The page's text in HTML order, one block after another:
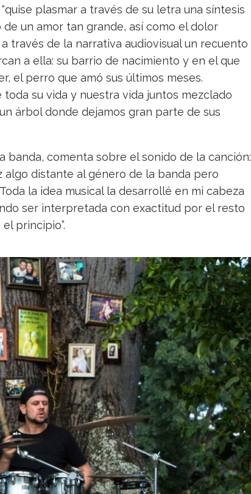
plasmar a través de su letra una síntesis
un amor tan grande, así como el dolor
través de la narrativa audiovisual un recuento
a ella: su barrio de nacimiento y en el que
el perro que amó sus últimos meses.
su vida y nuestra vida juntos mezclado
árbol donde dejamos gran parte de sus
banda, comenta sobre el sonido de la canción:
algo distante al género de la banda pero
la idea musical la desarrollé en mi cabeza
ser interpretada con exactitud por el resto
principio”.